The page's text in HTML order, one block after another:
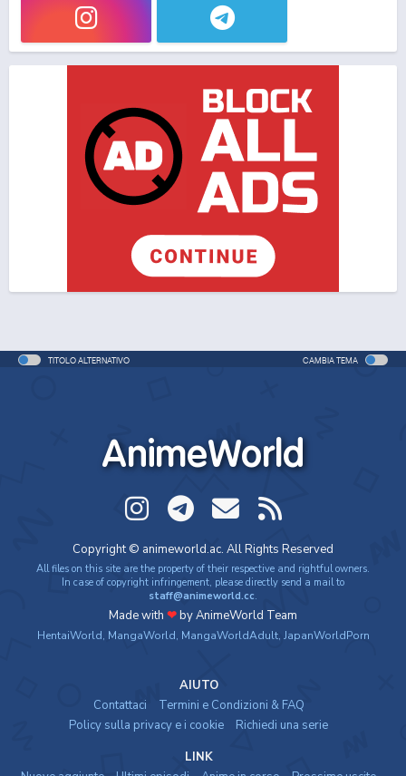
One Piece: L'ultima esibizione (ITA)
Special - 2003 - 45 min/ep
Movie - 2004 - 1h e 35 min/ep
One Piece Movie 05: Norowareta Seiken (ITA)
Movie - 2004 - 1h e 35 min/ep
no Shima (ITA)
Movie - 2005 - 1h e 31 min/ep
One Piece: Le avventure del detective Cappello di
Special - 2005 - 42 min/ep
One Piece Movie 07: Karakuri-jou no Mecha Kyohei
Movie - 2006 - 1h e 34 min/ep
One Piece Movie 07: Karakuri-jou no Mecha Kyohei
(ITA)
One Piece Movie 08: Episode of Alabasta - Sabaku
no Oujo to Kaizoku-tachi
Movie - 2007 - 1h e 30 min/ep
One Piece Movie 08: Episode of Alabasta - Sabaku
TITOLO ALTERNATIVO CAMBIA TEMA
AnimeWorld
Copyright © animeworld.ac. All Rights Reserved
All files on this site are the property of their respective and rightful owners.
In case of copyright infringement, please directly send a mail to
staff@animeworld.cc.
Made with ❤by AnimeWorld Team
HentaiWorld, MangaWorld, MangaWorldAdult, JapanWorldPorn
AIUTO
Contattaci
Termini e Condizioni & FAQ
Policy sulla privacy e i cookie
Richiedi una serie
LINK